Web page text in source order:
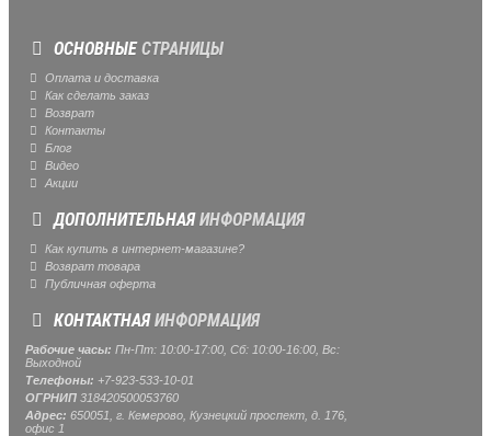
ОСНОВНЫЕСТРАНИЦЫ
Оплата и доставка
Как сделать заказ
Возврат
Контакты
Блог
Видео
Акции
ДОПОЛНИТЕЛЬНАЯИНФОРМАЦИЯ
Как купить в интернет-магазине?
Возврат товара
Публичная оферта
КОНТАКТНАЯИНФОРМАЦИЯ
Рабочие часы: Пн-Пт: 10:00-17:00, Сб: 10:00-16:00, Вс:
Выходной
Телефоны: +7-923-533-10-01
ОГРНИП 318420500053760
Адрес: 650051, г. Кемерово, Кузнецкий проспект, д. 176,
офис 1